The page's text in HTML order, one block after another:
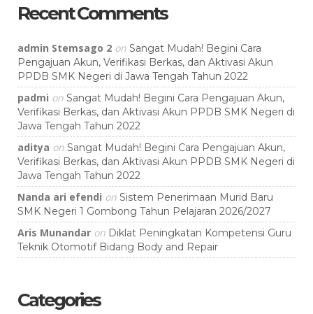
Recent Comments
admin Stemsago 2 on Sangat Mudah! Begini Cara
Pengajuan Akun, Verifikasi Berkas, dan Aktivasi Akun
PPDB SMK Negeri di Jawa Tengah Tahun 2022
padmi on Sangat Mudah! Begini Cara Pengajuan Akun,
Verifikasi Berkas, dan Aktivasi Akun PPDB SMK Negeri di
Jawa Tengah Tahun 2022
aditya on Sangat Mudah! Begini Cara Pengajuan Akun,
Verifikasi Berkas, dan Aktivasi Akun PPDB SMK Negeri di
Jawa Tengah Tahun 2022
Nanda ari efendi on Sistem Penerimaan Murid Baru
SMK Negeri 1 Gombong Tahun Pelajaran 2026/2027
Aris Munandar on Diklat Peningkatan Kompetensi Guru
Teknik Otomotif Bidang Body and Repair
Categories